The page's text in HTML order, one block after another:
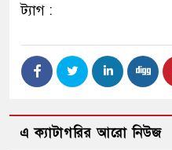
ট্যাগ :
এ ক্যাটাগরির আরো নিউজ